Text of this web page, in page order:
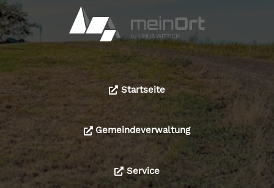
Startseite
Gemeindeverwaltung
Service